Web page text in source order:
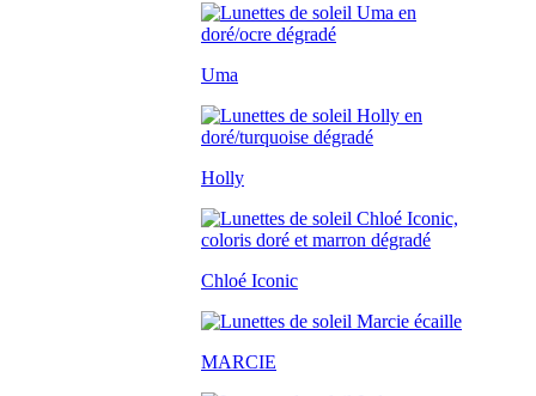
Uma
Holly
Chloé Iconic
MARCIE